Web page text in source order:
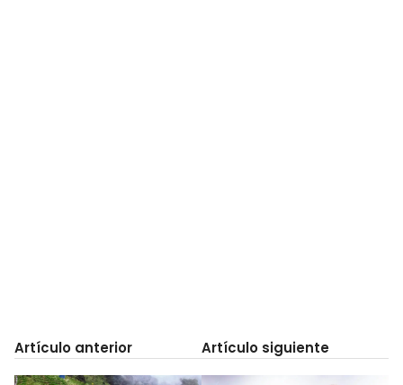
Artículo anterior Artículo siguiente